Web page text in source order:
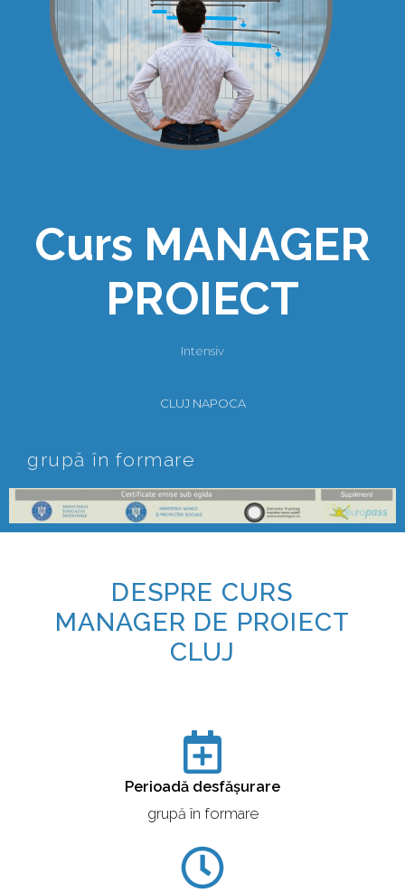
Curs MANAGER
PROIECT
Intensiv
CLUJ NAPOCA
grupă în formare
DESPRE CURS
MANAGER DE PROIECT
CLUJ
Perioadă desfășurare
grupă în formare